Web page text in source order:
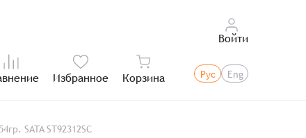
Войти
Избранное Корзина Рус Eng
SATA ST92312SC